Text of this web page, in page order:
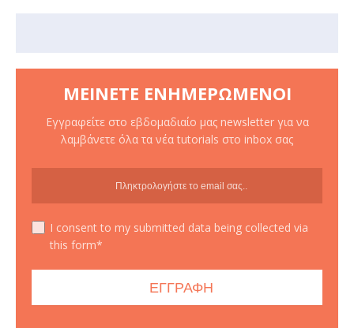
ΜΕΊΝΕΤΕ ΕΝΗΜΕΡΩΜΈΝΟΙ
Εγγραφείτε στο εβδομαδιαίο μας newsletter για να
λαμβάνετε όλα τα νέα tutorials στο inbox σας
I consent to my submitted data being collected via
this form*